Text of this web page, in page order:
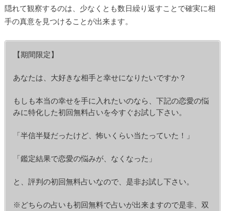
隠れて観察するのは、少なくとも数日繰り返すことで確実に相
手の真意を見つけることが出来ます。
【期間限定】
あなたは、大好きな相手と幸せになりたいですか？
もしも本当の幸せを手に入れたいのなら、下記の恋愛の悩
みに特化した初回無料占いを今すぐお試し下さい。
「半信半疑だったけど、怖いくらい当たっていた！」
「鑑定結果で恋愛の悩みが、なくなった」
と、評判の初回無料占いなので、是非お試し下さい。
※どちらの占いも初回無料で占いが出来ますので是非、双